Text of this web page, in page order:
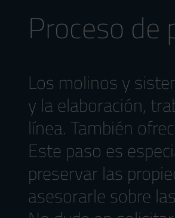
Proceso de
Los molinos y
y la elaboración,
línea. También
Este paso es
preservar las
asesorarle sobre